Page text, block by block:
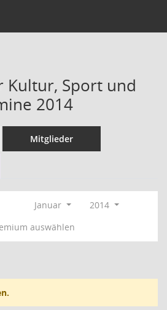
Kultur, Sport und
2014
Mitglieder
Januar
2014
auswählen